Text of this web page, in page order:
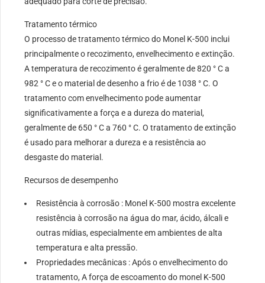
Tratamento térmico
O processo de tratamento térmico do Monel K-500 inclui
principalmente o recozimento, envelhecimento e extinção.
A temperatura de recozimento é geralmente de 820 ° C a
982 ° C e o material de desenho a frio é de 1038 ° C. O
tratamento com envelhecimento pode aumentar
significativamente a força e a dureza do material,
geralmente de 650 ° C a 760 ° C. O tratamento de extinção
é usado para melhorar a dureza e a resistência ao
desgaste do material.
Recursos de desempenho
Resistência à corrosão : Monel K-500 mostra excelente
resistência à corrosão na água do mar, ácido, álcali e
outras mídias, especialmente em ambientes de alta
temperatura e alta pressão.
Propriedades mecânicas : Após o envelhecimento do
tratamento, A força de escoamento do monel K-500